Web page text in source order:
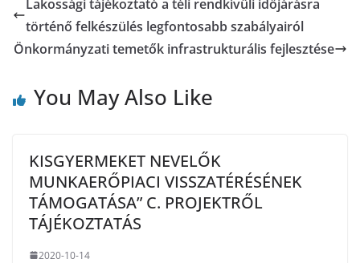
Lakossági tájékoztató a téli rendkívüli időjárásra
történő felkészülés legfontosabb szabályairól
Önkormányzati temetők infrastrukturális fejlesztése
You May Also Like
KISGYERMEKET NEVELŐK
MUNKAERŐPIACI VISSZATÉRÉSÉNEK
TÁMOGATÁSA” C. PROJEKTRŐL
TÁJÉKOZTATÁS
2020-10-14